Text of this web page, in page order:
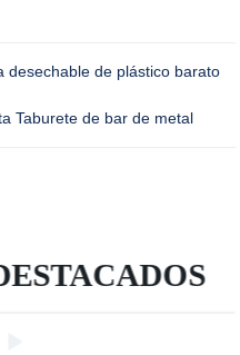
desechable de plástico barato
Taburete de bar de metal